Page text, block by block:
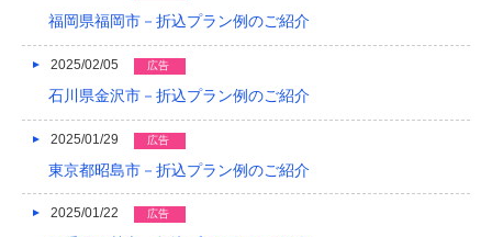
2014/07
2014/06
2014/05
2014/04
2014/03
福岡県福岡市－折込プラン例のご紹介
2025/02/05 広告
石川県金沢市－折込プラン例のご紹介
2025/01/29 広告
東京都昭島市－折込プラン例のご紹介
2025/01/22 広告